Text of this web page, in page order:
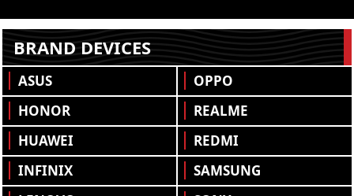
BRAND DEVICES
ASUS
HONOR
HUAWEI
INFINIX
OPPO
REALME
REDMI
SAMSUNG